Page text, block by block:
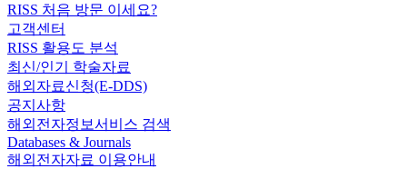
RISS 처음 방문 이세요?
고객센터
RISS 활용도 분석
최신/인기 학술자료
해외자료신청(E-DDS)
공지사항
해외전자정보서비스 검색
Databases & Journals
해외전자자료 이용안내